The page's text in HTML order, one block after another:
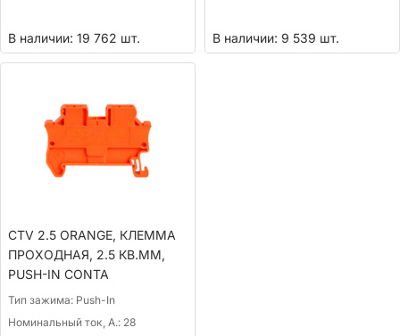
В наличии: 19 762 шт. В наличии: 9 539 шт.
CTV 2.5 ORANGE, КЛЕММА
ПРОХОДНАЯ, 2.5 КВ.ММ,
PUSH-IN CONTA
Тип зажима: Push-In
Номинальный ток, А.: 28